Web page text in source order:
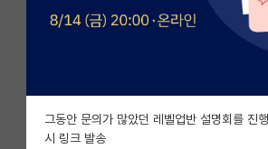
베스트 게시판
자유 게시판(아무개랩)
미국 유학 게시판
그동안 문의가 많았던 레벨업반 설명회를 진
시 링크 발송